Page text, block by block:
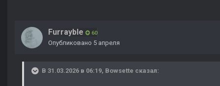
Furrayble 60
Опубликовано 5 апреля
В 31.03.2026 в 06:19, Bowsette сказал: